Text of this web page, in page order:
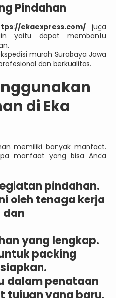
Pindahan
ekaexpress.com/ juga
yaitu dapat membantu
murah Surabaya Jawa
dan berkualitas.
di Eka
memiliki banyak manfaat.
manfaat yang bisa Anda
pindahan.
oleh tenaga kerja
dan
yang lengkap.
packing
dalam penataan